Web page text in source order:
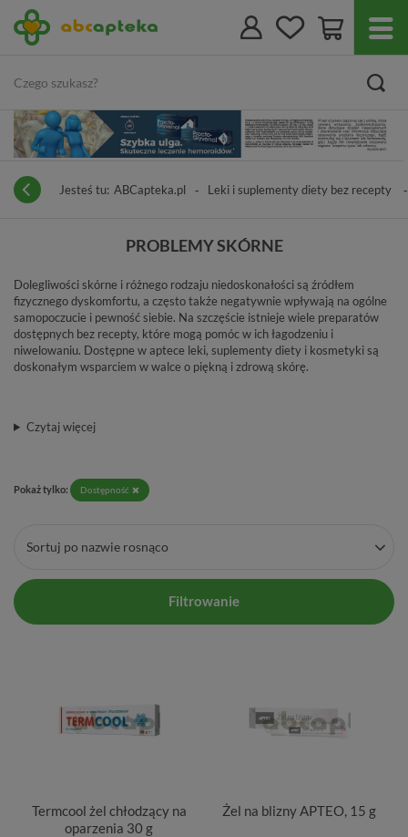
Jesteś tu: ABCapteka.pl Leki i suplementy diety bez recepty
PROBLEMY SKÓRNE
Dolegliwości skórne i różnego rodzaju niedoskonałości są źródłem
fizycznego dyskomfortu, a często także negatywnie wpływają na ogólne
samopoczucie i pewność siebie. Na szczęście istnieje wiele preparatów
dostępnych bez recepty, które mogą pomóc w ich łagodzeniu i
niwelowaniu. Dostępne w aptece leki, suplementy diety i kosmetyki są
doskonałym wsparciem w walce o piękną i zdrową skórę.
Czytaj więcej
Pokaż tylko: Dostępność
Sortuj po nazwie rosnąco
Filtrowanie
Termcool żel chłodzący na
oparzenia 30 g
Żel na blizny APTEO, 15 g